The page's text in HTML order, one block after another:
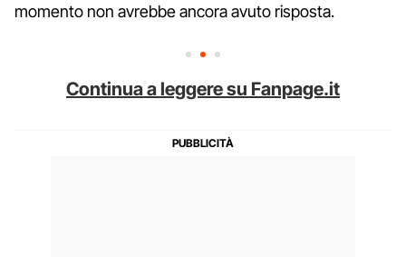
momento non avrebbe ancora avuto risposta.
Continua a leggere su Fanpage.it